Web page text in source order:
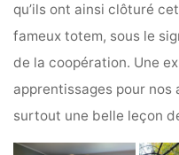
qu’ils ont ainsi clôturé
fameux totem, sous le
de la coopération. Une
apprentissages pour
surtout une belle leçon